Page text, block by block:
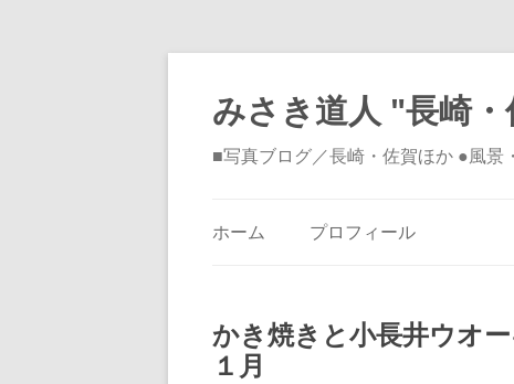
みさき道人 "長崎
■写真ブログ／長崎・佐賀ほか ●風景
ホーム プロフィール
かき焼きと小長井ウ
１月